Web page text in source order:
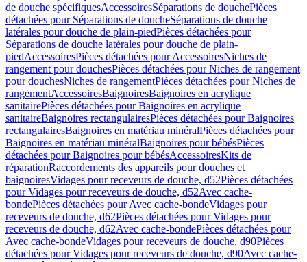
de douche spécifiquesAccessoiresSéparations de douchePièces
détachées pour Séparations de doucheSéparations de douche
latérales pour douche de plain-piedPièces détachées pour
Séparations de douche latérales pour douche de plain-
piedAccessoiresPièces détachées pour AccessoiresNiches de
rangement pour douchesPièces détachées pour Niches de rangement
pour douchesNiches de rangementPièces détachées pour Niches de
rangementAccessoiresBaignoiresBaignoires en acrylique
sanitairePièces détachées pour Baignoires en acrylique
sanitaireBaignoires rectangulairesPièces détachées pour Baignoires
rectangulairesBaignoires en matériau minéralPièces détachées pour
Baignoires en matériau minéralBaignoires pour bébésPièces
détachées pour Baignoires pour bébésAccessoiresKits de
réparationRaccordements des appareils pour douches et
baignoiresVidages pour receveurs de douche, d52Pièces détachées
pour Vidages pour receveurs de douche, d52Avec cache-
bondePièces détachées pour Avec cache-bondeVidages pour
receveurs de douche, d62Pièces détachées pour Vidages pour
receveurs de douche, d62Avec cache-bondePièces détachées pour
Avec cache-bondeVidages pour receveurs de douche, d90Pièces
détachées pour Vidages pour receveurs de douche, d90Avec cache-